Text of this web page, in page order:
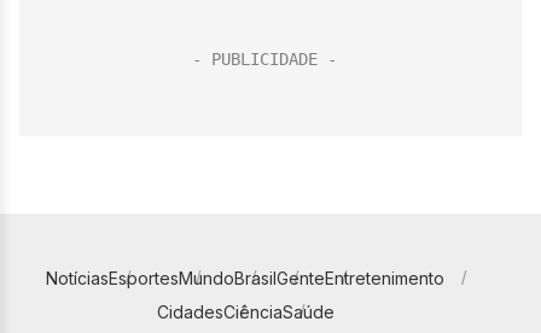
NotíciasEsportesMundoBrasilGenteEntretenimento
CidadesCiênciaSaúde